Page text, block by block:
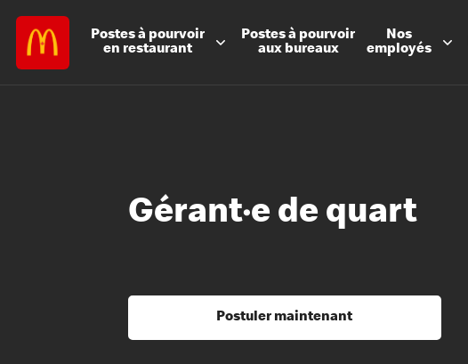
Postes à pourvoir
en restaurant
Postes à pourvoir
aux bureaux
Nos
employés
Gérant·e de quart
Postuler maintenant